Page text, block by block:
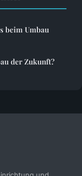
beim Umbau
der Zukunft?